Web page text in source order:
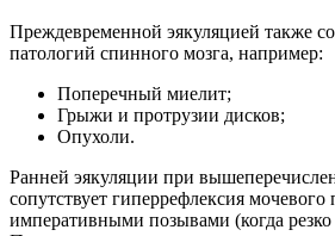
Преждевременной эякуляцией также
патологий спинного мозга, например:
Поперечный миелит;
Грыжи и протрузии дисков;
Опухоли.
Ранней эякуляции при
сопутствует гиперрефлексия
императивными позывами (когда резко